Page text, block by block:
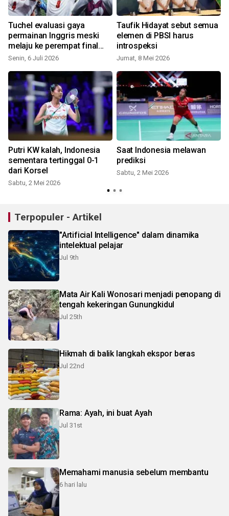
Tuchel evaluasi gaya
permainan Inggris meski
melaju ke perempat final
Piala Dunia 2026
Senin, 6 Juli 2026
Taufik Hidayat sebut semua
elemen di PBSI harus
introspeksi
Jumat, 8 Mei 2026
Putri KW kalah, Indonesia
sementara tertinggal 0-1
dari Korsel
Sabtu, 2 Mei 2026
Saat Indonesia melawan
prediksi
Sabtu, 2 Mei 2026
Terpopuler - Artikel
"Artificial Intelligence" dalam dinamika
intelektual pelajar
Jul 9th
Mata Air Kali Wonosari menjadi penopang di
tengah kekeringan Gunungkidul
Jul 25th
Hikmah di balik langkah ekspor beras
Jul 22nd
Rama: Ayah, ini buat Ayah
Jul 31st
Memahami manusia sebelum membantu
6 hari lalu